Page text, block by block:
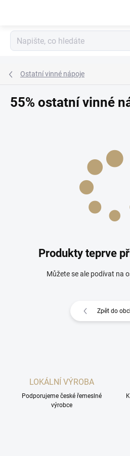
Ostatní vinné nápoje
55% ostatní vinné
Produkty teprve
Můžete se ale podívat na
Zpět do
LOKÁLNÍ VÝROBA
Podporujeme české řemeslné
výrobce